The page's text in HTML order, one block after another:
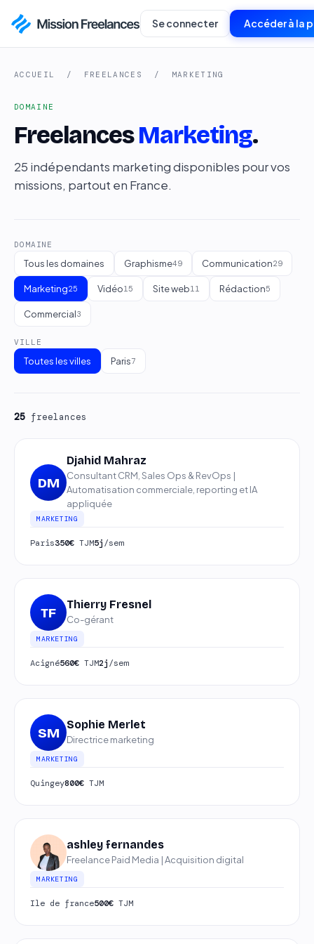
Se connecter Accéder à la
ACCUEIL / FREELANCES / MARKETING
DOMAINE
FreelancesMarketing.
25 indépendants marketing disponibles pour vos
missions, partout en France.
DOMAINE
Tous les domaines Graphisme49 Communication29
Marketing25 Vidéo15 Site web11 Rédaction5
Commercial3
VILLE
Toutes les villes Paris7
25 freelances
DM
Djahid Mahraz
Consultant CRM, Sales Ops & RevOps |
Automatisation commerciale, reporting et IA
appliquée
MARKETING
Paris350€ TJM5j/sem
TF Thierry Fresnel
Co-gérant
MARKETING
Acigné560€ TJM2j/sem
SM Sophie Merlet
Directrice marketing
MARKETING
Quingey800€ TJM
ashley fernandes
Freelance Paid Media | Acquisition digital
MARKETING
Ile de france500€ TJM